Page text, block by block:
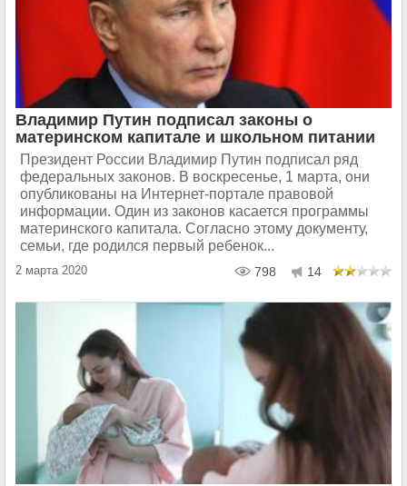
Владимир Путин подписал законы о
материнском капитале и школьном питании
Президент России Владимир Путин подписал ряд
федеральных законов. В воскресенье, 1 марта, они
опубликованы на Интернет-портале правовой
информации. Один из законов касается программы
материнского капитала. Согласно этому документу,
семьи, где родился первый ребенок...
2 марта 2020 798 14